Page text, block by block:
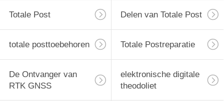
Totale Post Delen van Totale Post
totale posttoebehoren Totale Postreparatie
De Ontvanger van
RTK GNSS
elektronische digitale
theodoliet